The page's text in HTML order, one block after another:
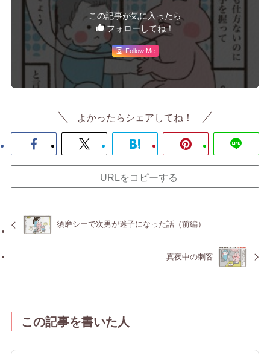
この記事が気に入ったら
フォローしてね！
Follow Me
よかったらシェアしてね！
URLをコピーする
須磨シーで次男が迷子になった話（前編）
真夜中の刺客
この記事を書いた人